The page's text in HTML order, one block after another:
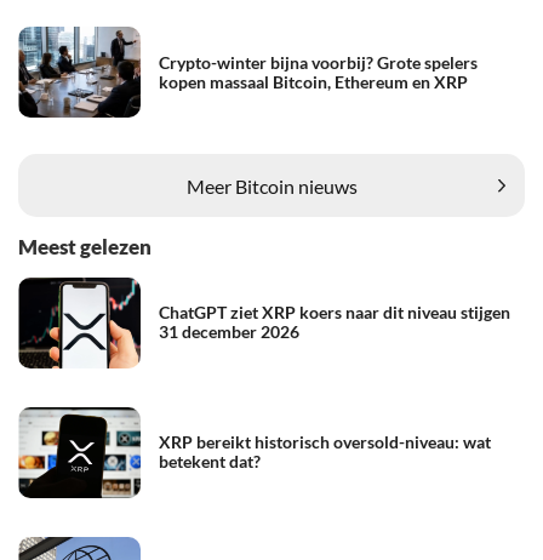
Crypto-winter bijna voorbij? Grote spelers
kopen massaal Bitcoin, Ethereum en XRP
Meer Bitcoin nieuws
Meest gelezen
ChatGPT ziet XRP koers naar dit niveau stijgen
31 december 2026
XRP bereikt historisch oversold-niveau: wat
betekent dat?